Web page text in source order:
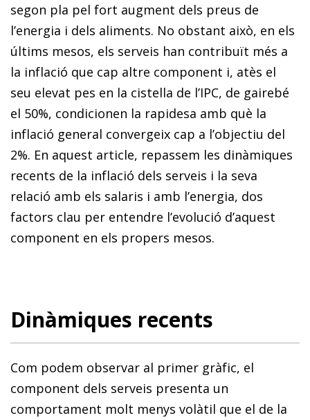
segon pla pel fort augment dels preus de
l’energia i dels aliments. No obstant això, en els
últims mesos, els serveis han contribuït més a
la inflació que cap altre component i, atès el
seu elevat pes en la cistella de l’IPC, de gairebé
el 50%, condicionen la rapidesa amb què la
inflació general convergeix cap a l’objectiu del
2%. En aquest article, repassem les dinàmiques
recents de la inflació dels serveis i la seva
relació amb els salaris i amb l’energia, dos
factors clau per entendre l’evolució d’aquest
component en els propers mesos.
Dinàmiques recents
Com podem observar al primer gràfic, el
component dels serveis presenta un
comportament molt menys volàtil que el de la